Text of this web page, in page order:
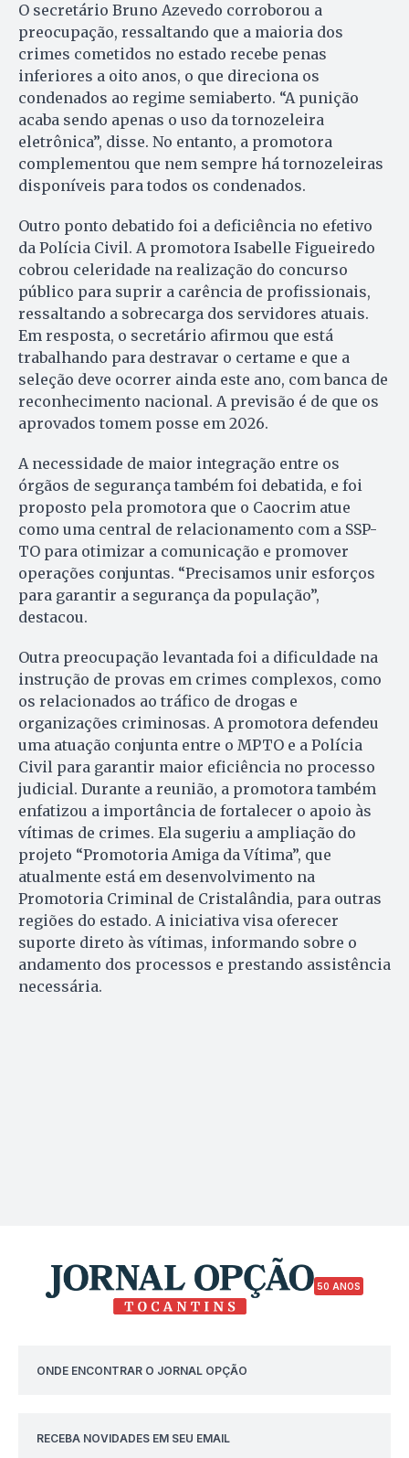
O secretário Bruno Azevedo corroborou a
preocupação, ressaltando que a maioria dos
crimes cometidos no estado recebe penas
inferiores a oito anos, o que direciona os
condenados ao regime semiaberto. “A punição
acaba sendo apenas o uso da tornozeleira
eletrônica”, disse. No entanto, a promotora
complementou que nem sempre há tornozeleiras
disponíveis para todos os condenados.
Outro ponto debatido foi a deficiência no efetivo
da Polícia Civil. A promotora Isabelle Figueiredo
cobrou celeridade na realização do concurso
público para suprir a carência de profissionais,
ressaltando a sobrecarga dos servidores atuais.
Em resposta, o secretário afirmou que está
trabalhando para destravar o certame e que a
seleção deve ocorrer ainda este ano, com banca de
reconhecimento nacional. A previsão é de que os
aprovados tomem posse em 2026.
A necessidade de maior integração entre os
órgãos de segurança também foi debatida, e foi
proposto pela promotora que o Caocrim atue
como uma central de relacionamento com a SSP-
TO para otimizar a comunicação e promover
operações conjuntas. “Precisamos unir esforços
para garantir a segurança da população”,
destacou.
Outra preocupação levantada foi a dificuldade na
instrução de provas em crimes complexos, como
os relacionados ao tráfico de drogas e
organizações criminosas. A promotora defendeu
uma atuação conjunta entre o MPTO e a Polícia
Civil para garantir maior eficiência no processo
judicial. Durante a reunião, a promotora também
enfatizou a importância de fortalecer o apoio às
vítimas de crimes. Ela sugeriu a ampliação do
projeto “Promotoria Amiga da Vítima”, que
atualmente está em desenvolvimento na
Promotoria Criminal de Cristalândia, para outras
regiões do estado. A iniciativa visa oferecer
suporte direto às vítimas, informando sobre o
andamento dos processos e prestando assistência
necessária.
50 ANOS
ONDE ENCONTRAR O JORNAL OPÇÃO
RECEBA NOVIDADES EM SEU EMAIL